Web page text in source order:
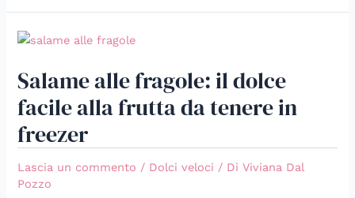
Salame alle fragole: il dolce
facile alla frutta da tenere in
freezer
Lascia un commento / Dolci veloci / DiViviana Dal
Pozzo
Salame
fragole:
dolce
facile
alla
frutta
da